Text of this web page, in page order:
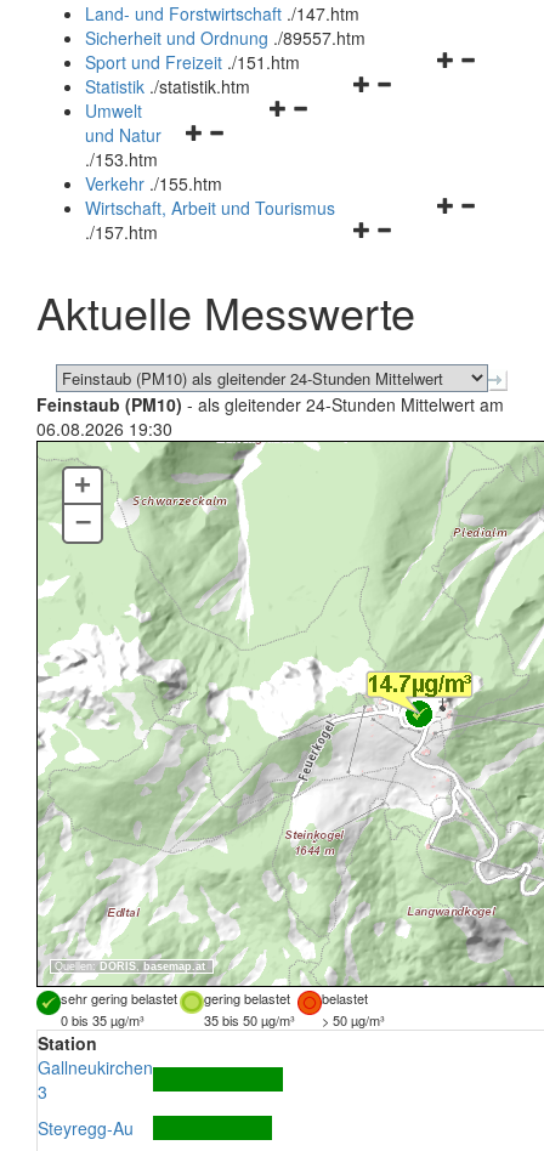
und
schließen
Land- und Forstwirtschaft ./147.htm
Sicherheit und Ordnung ./89557.htm
Navigationsmenü
Sport und Freizeit ./151.htm
Navigationsmenü
Statistik ./statistik.htm
Navigationsmenü
und
schließen
Umwelt
und Natur
./153.htm
Verkehr ./155.htm
Navigationsmenü
schließen
Wirtschaft, Arbeit und Tourismus
./157.htm
Aktuelle Messwerte
Feinstaub (PM10) - als gleitender 24-Stunden Mittelwert am
06.08.2026 19:30
Quellen: DORIS, basemap.at
+
–
sehr gering belastet gering belastet
belastet
0 bis 35 µg/m³
35 bis 50 µg/m³ > 50 µg/m³
Station
Gallneukirchen
3
Steyregg-Au